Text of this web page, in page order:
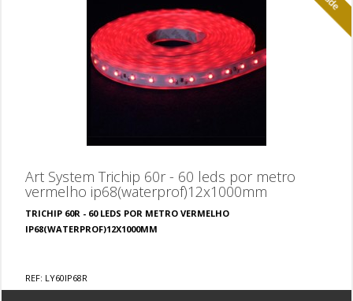
Art System Trichip 60r - 60 leds por metro
vermelho ip68(waterprof)12x1000mm
TRICHIP 60R - 60 LEDS POR METRO VERMELHO
IP68(WATERPROF)12X1000MM
REF: LY60IP68R